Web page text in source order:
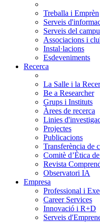
Treballa i Emprèn
Serveis
Serveis del
Associacions i
Instal·lacions
Esdeveniments
Recerca
La Salle i la
Be a Researcher
Grups i Instituts
Àrees de recerca
Linies
Projectes
Publicacions
Transferència de
Comitè d’Ètica
Revista
Observatori IA
Empresa
Professional i
Career Services
Innovació i R+D
Serveis